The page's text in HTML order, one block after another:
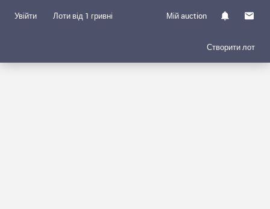
Увійти Лоти від 1 гривні Мій auction
Створити лот